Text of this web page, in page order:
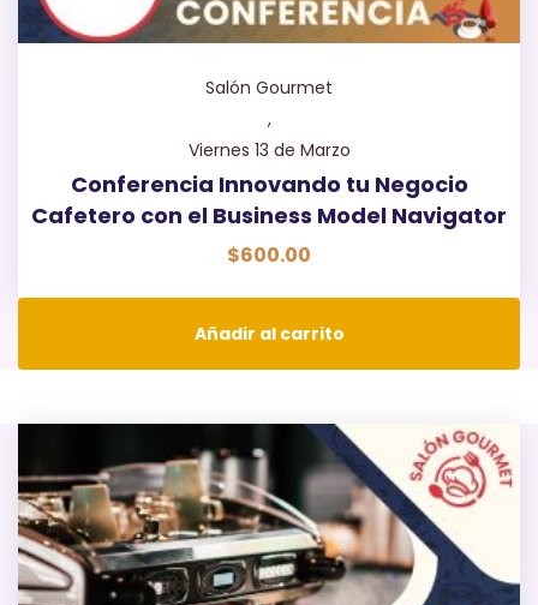
Salón Gourmet
,
Viernes 13 de Marzo
Conferencia Innovando tu Negocio
Cafetero con el Business Model Navigator
$600.00
Añadir al carrito